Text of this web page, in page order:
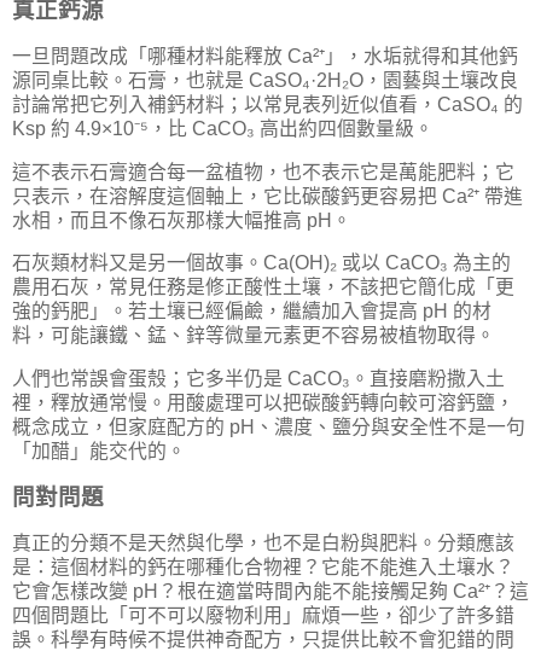
真正鈣源
一旦問題改成「哪種材料能釋放 Ca²⁺」，水垢就得和其他鈣
源同桌比較。石膏，也就是 CaSO₄·2H₂O，園藝與土壤改良
討論常把它列入補鈣材料；以常見表列近似值看，CaSO₄ 的
Ksp 約 4.9×10⁻⁵，比 CaCO₃ 高出約四個數量級。
這不表示石膏適合每一盆植物，也不表示它是萬能肥料；它
只表示，在溶解度這個軸上，它比碳酸鈣更容易把 Ca²⁺ 帶進
水相，而且不像石灰那樣大幅推高 pH。
石灰類材料又是另一個故事。Ca(OH)₂ 或以 CaCO₃ 為主的
農用石灰，常見任務是修正酸性土壤，不該把它簡化成「更
強的鈣肥」。若土壤已經偏鹼，繼續加入會提高 pH 的材
料，可能讓鐵、錳、鋅等微量元素更不容易被植物取得。
人們也常誤會蛋殼；它多半仍是 CaCO₃。直接磨粉撒入土
裡，釋放通常慢。用酸處理可以把碳酸鈣轉向較可溶鈣鹽，
概念成立，但家庭配方的 pH、濃度、鹽分與安全性不是一句
「加醋」能交代的。
問對問題
真正的分類不是天然與化學，也不是白粉與肥料。分類應該
是：這個材料的鈣在哪種化合物裡？它能不能進入土壤水？
它會怎樣改變 pH？根在適當時間內能不能接觸足夠 Ca²⁺？這
四個問題比「可不可以廢物利用」麻煩一些，卻少了許多錯
誤。科學有時候不提供神奇配方，只提供比較不會犯錯的問